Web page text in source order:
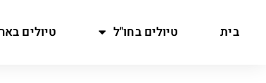
בית טיולים בחו"ל טיולים